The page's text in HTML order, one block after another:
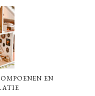
EN